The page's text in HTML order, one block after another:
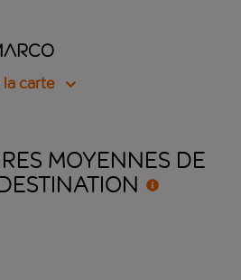
la carte
MOYENNES DE